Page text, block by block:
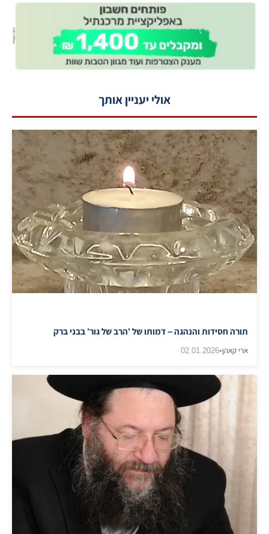
אולי יעניין אותך
תורה חסידות והנהגה – דמותו של ‘הרב של גור‘ בבני ברק
ארי קאהן•
02.01.2026